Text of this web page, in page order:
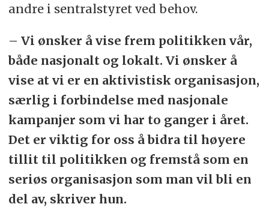
andre i sentralstyret ved behov.
– Vi ønsker å vise frem politikken vår,
både nasjonalt og lokalt. Vi ønsker å
vise at vi er en aktivistisk organisasjon,
særlig i forbindelse med nasjonale
kampanjer som vi har to ganger i året.
Det er viktig for oss å bidra til høyere
tillit til politikken og fremstå som en
seriøs organisasjon som man vil bli en
del av, skriver hun.